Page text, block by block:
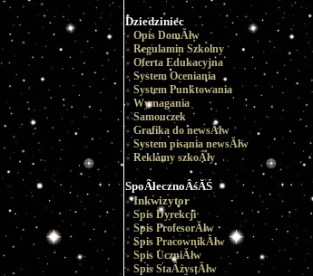
Dziedziniec
Opis DomĂłw
Regulamin Szkolny
Oferta Edukacyjna
System Oceniania
System Punktowania
Wymagania
Samouczek
Grafika do newsĂłw
System pisania newsĂłw
Reklamy szkoÂły
SpoÂłecznoÂśĂŚ
Inkwizytor
Spis Dyrekcji
Spis ProfesorĂłw
Spis PracownikĂłw
Spis UczniĂłw
Spis StaÂżystĂłw